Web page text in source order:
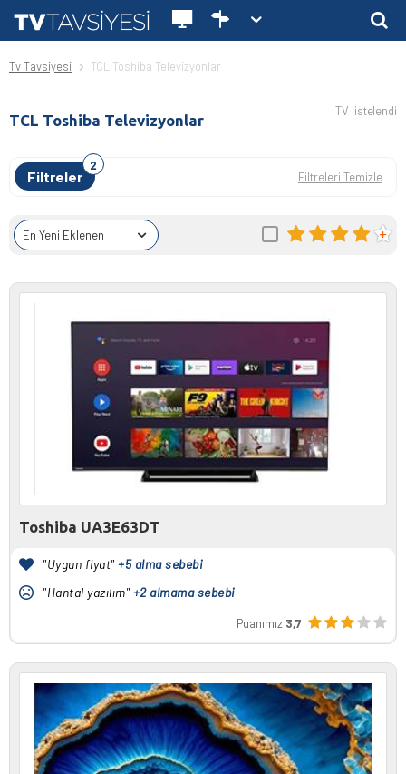
Tv Tavsiyesi TCL Toshiba Televizyonlar
TCL Toshiba Televizyonlar
TV listelendi
Filtreler Filtreleri Temizle
Toshiba UA3E63DT
"Uygun fiyat" +5 alma sebebi
"Hantal yazılım" +2 almama sebebi
Puanımız 3,7